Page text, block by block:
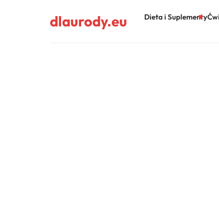
dlaurody.eu Dieta i Suplementy